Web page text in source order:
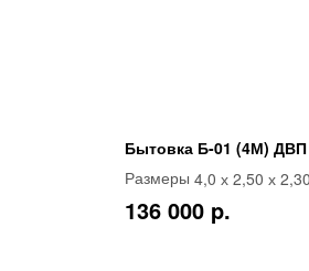
Бытовка Б-01 (4М) ДВП
Размеры 4,0 х 2,50 х 2,30
136 000 p.